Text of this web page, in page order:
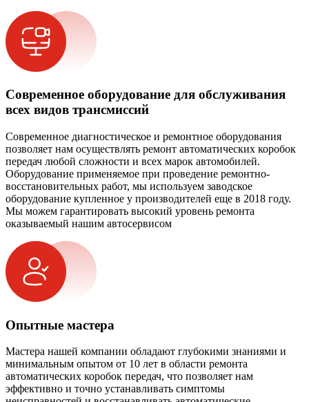
Современное оборудование для обслуживания
всех видов трансмиссий
Современное диагностическое и ремонтное оборудования
позволяет нам осуществлять ремонт автоматических коробок
передач любой сложности и всех марок автомобилей.
Оборудование применяемое при проведение ремонтно-
восстановительных работ, мы используем заводское
оборудование купленное у производителей еще в 2018 году.
Мы можем гарантировать высокий уровень ремонта
оказываемый нашим автосервисом
Опытные мастера
Мастера нашей компании обладают глубокими знаниями и
минимальным опытом от 10 лет в области ремонта
автоматических коробок передач, что позволяет нам
эффективно и точно устанавливать симптомы